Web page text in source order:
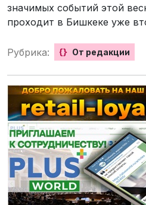
значимых событий этой
проходит в Бишкеке уже
Рубрика: {} От редакции